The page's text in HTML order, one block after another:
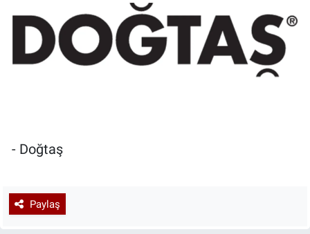
- Doğtaş
Paylaş